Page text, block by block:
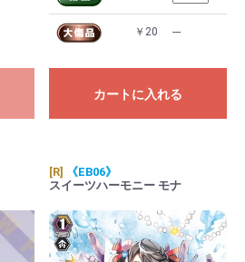
￥20 ---
カートに入れる
[R]
《EB06》
スイーツハーモニー モナ